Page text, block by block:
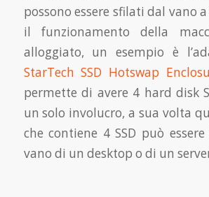
possono essere sfilati dal vano
il funzionamento della
alloggiato, un esempio è
StarTech SSD Hotswap
permette di avere 4 hard disk
un solo involucro, a sua volta
che contiene 4 SSD può
vano di un desktop o di un